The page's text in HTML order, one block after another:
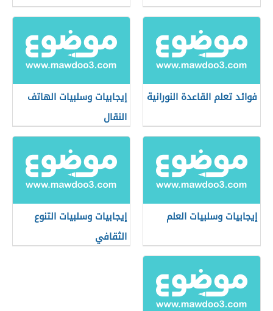
فوائد تعلم القاعدة النورانية
إيجابيات وسلبيات الهاتف
النقال
إيجابيات وسلبيات العلم
إيجابيات وسلبيات التنوع
الثقافي